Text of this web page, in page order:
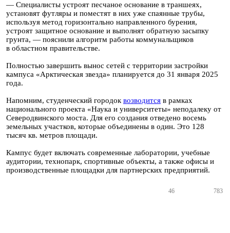
— Специалисты устроят песчаное основание в траншеях,
установят футляры и поместят в них уже спаянные трубы,
используя метод горизонтально направленного бурения,
устроят защитное основание и выполнят обратную засыпку
грунта, — пояснили алгоритм работы коммунальщиков
в областном правительстве.
Полностью завершить вынос сетей с территории застройки
кампуса «Арктическая звезда» планируется до 31 января 2025
года.
Напомним, студенческий городок возводится в рамках
национального проекта «Наука и университеты» неподалеку от
Северодвинского моста. Для его создания отведено восемь
земельных участков, которые объединены в один. Это 128
тысяч кв. метров площади.
Кампус будет включать современные лаборатории, учебные
аудитории, технопарк, спортивные объекты, а также офисы и
производственные площадки для партнерских предприятий.
46 783